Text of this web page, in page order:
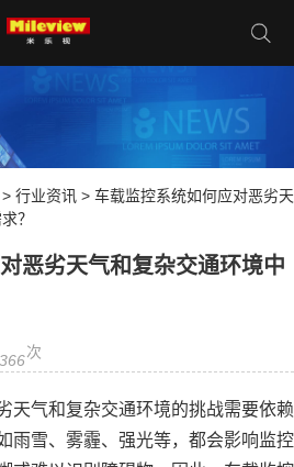
> 行业资讯 > 车载监控系统如何应对恶劣天
？
恶劣天气和复杂交通环境中
366次
天气和复杂交通环境的挑战需要依赖
雨雪、雾霾、强光等，都会影响监控